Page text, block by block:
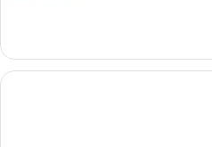
standard